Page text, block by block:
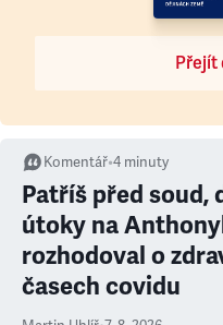
Přejít
Komentář•4 minuty
Patříš před soud,
útoky na
rozhodoval o
časech covidu